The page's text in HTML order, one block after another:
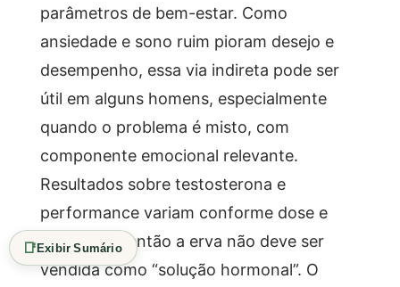
parâmetros de bem-estar. Como
ansiedade e sono ruim pioram desejo e
desempenho, essa via indireta pode ser
útil em alguns homens, especialmente
quando o problema é misto, com
componente emocional relevante.
Resultados sobre testosterona e
performance variam conforme dose e
população, então a erva não deve ser
vendida como “solução hormonal”. O
📑Exibir Sumário